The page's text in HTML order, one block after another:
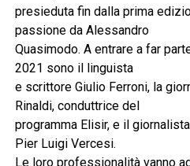
presieduta fin dalla prima
passione da Alessandro
Quasimodo. A entrare a far
2021 sono il linguista
e scrittore Giulio Ferroni, la
Rinaldi, conduttrice del
programma Elisir, e il
Pier Luigi Vercesi.
Le loro professionalità vanno